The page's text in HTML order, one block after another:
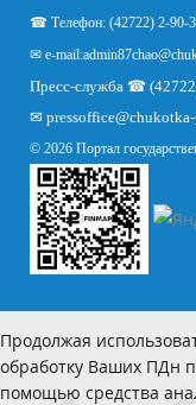
☎ Телефон: (42722) 2-90-
✉ e-mail:
Пресс-служба ☎
✉ pressoffice
© 2026 Портал
Продолжая
обработку Ваших ПДн
помощью средства